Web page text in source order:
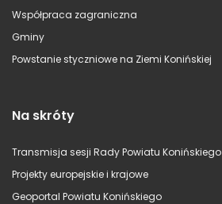
Współpraca zagraniczna
Gminy
Powstanie styczniowe na Ziemi Konińskiej
Na skróty
Transmisja sesji Rady Powiatu Konińskiego
Projekty europejskie i krajowe
Geoportal Powiatu Konińskiego